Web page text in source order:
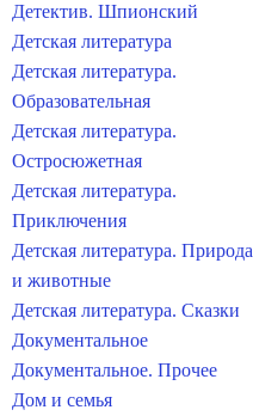
Детектив. Шпионский
Детская литература
Детская литература.
Образовательная
Детская литература.
Остросюжетная
Детская литература.
Приключения
Детская литература. Природа
и животные
Детская литература. Сказки
Документальное
Документальное. Прочее
Дом и семья